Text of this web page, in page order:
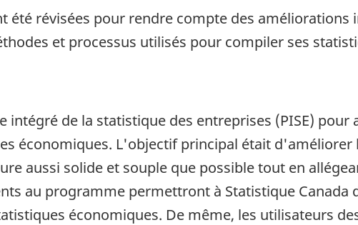
été révisées pour rendre compte des
et processus utilisés pour compiler ses
intégré de la statistique des entreprises (PISE) pour
économiques. L'objectif principal était d'améliorer
aussi solide et souple que possible tout en
au programme permettront à Statistique Canada
économiques. De même, les utilisateurs